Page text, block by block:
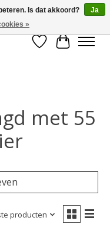
Verlanglijst
met 55
producten
Is dat akkoord?
Ja
»